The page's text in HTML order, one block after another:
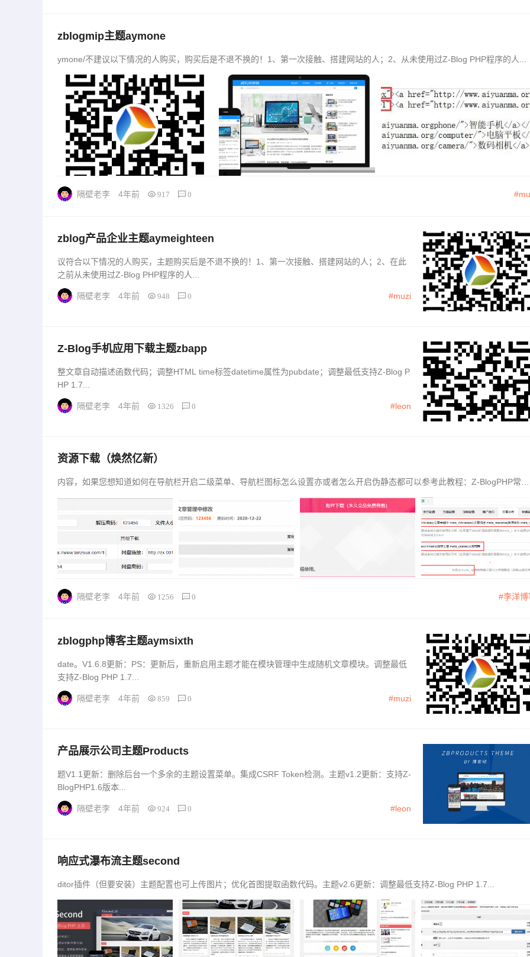
zblogmip主题aymone
ymone/不建议以下情况的人购买，购买后是不退不换的！1、第一次接触、搭建网站的人；2、从未使用过Z-Blog PHP程序的人...
隔壁老李 4年前 917 0
zblog产品企业主题aymeighteen
议符合以下情况的人购买，主题购买后是不退不换的！1、第一次接触、搭建网站的人；2、在此
之前从未使用过Z-Blog PHP程序的人...
隔壁老李 4年前 948 0 #muzi
Z-Blog手机应用下载主题zbapp
整文章自动描述函数代码；调整HTML time标签datetime属性为pubdate；调整最低支持Z-Blog P
HP 1.7...
隔壁老李 4年前 1326 0 #leon
资源下载（焕然亿新）
内容，如果您想知道如何在导航栏开启二级菜单、导航栏图标怎么设置亦或者怎么开启伪静态都可以参考此教程：Z-BlogPHP常见
隔壁老李 4年前 1256 0 #李洋博
zblogphp博客主题aymsixth
date。V1.6.8更新：PS：更新后，重新启用主题才能在模块管理中生成随机文章模块。调整最低
支持Z-Blog PHP 1.7...
隔壁老李 4年前 859 0 #muzi
产品展示公司主题Products
题V1.1更新：删除后台一个多余的主题设置菜单。集成CSRF Token检测。主题v1.2更新：支持Z-
BlogPHP1.6版本...
隔壁老李 4年前 924 0 #leon
响应式瀑布流主题second
ditor插件（但要安装）主题配置也可上传图片；优化首图提取函数代码。主题v2.6更新：调整最低支持Z-Blog PHP 1.7...